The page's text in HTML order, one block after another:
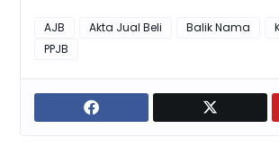
AJB Akta Jual Beli Balik Nama
PPJB